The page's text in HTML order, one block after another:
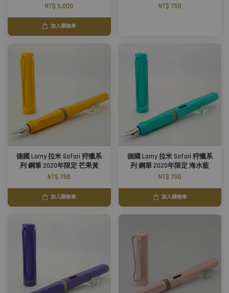
NT$ 5,000
加入購物車
NT$ 750
德國 Lamy 拉米 Safari 狩獵系
列 鋼筆 2020年限定 芒果黃
NT$ 750
加入購物車
德國 Lamy 拉米 Safari 狩獵系
列 鋼筆 2020年限定 海水藍
NT$ 750
加入購物車